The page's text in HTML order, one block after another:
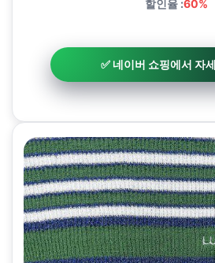
할인율 :60%
✅ 네이버 쇼핑에서 자